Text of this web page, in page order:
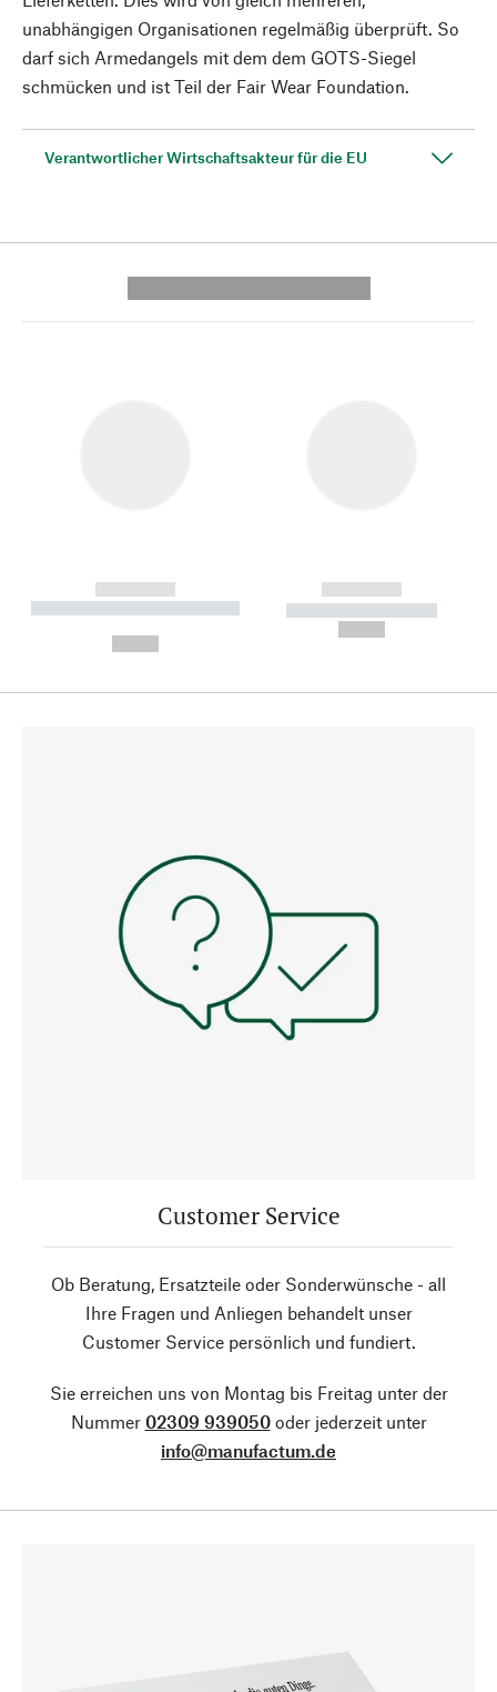
unabhängigen Organisationen regelmäßig überprüft. So
darf sich Armedangels mit dem dem GOTS-Siegel
schmücken und ist Teil der Fair Wear Foundation.
Verantwortlicher Wirtschaftsakteur für die EU
------------
----------- ----------- --------
------------
----------- -----------
Customer Service
Ob Beratung, Ersatzteile oder Sonderwünsche - all
Ihre Fragen und Anliegen behandelt unser
Customer Service persönlich und fundiert.
Sie erreichen uns von Montag bis Freitag unter der
Nummer 02309 939050oder jederzeit unter
info@manufactum.de